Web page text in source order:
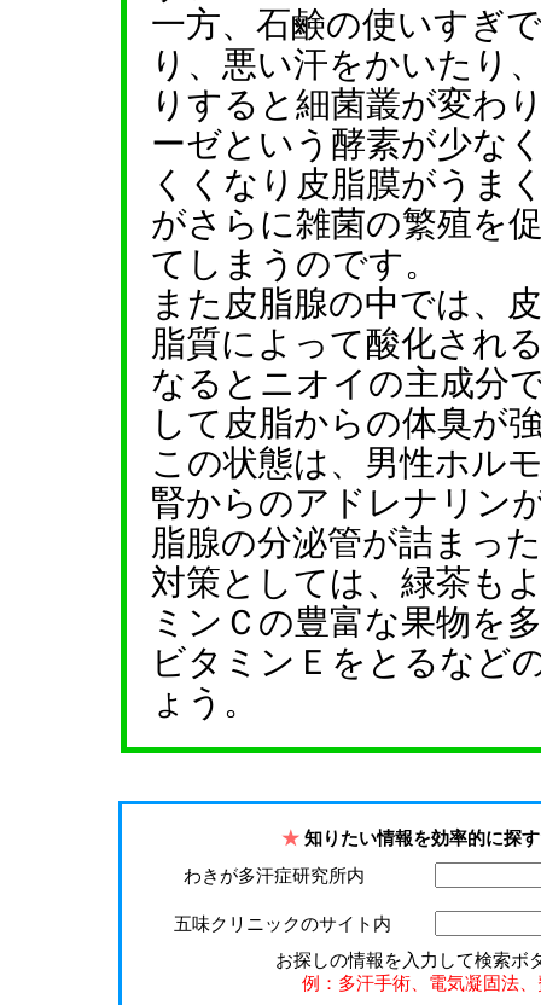
一方、石鹸の使いすぎ
り、悪い汗をかいたり
りすると細菌叢が変わ
ーゼという酵素が少な
くくなり皮脂膜がうま
がさらに雑菌の繁殖を
てしまうのです。
また皮脂腺の中では、
脂質によって酸化され
なるとニオイの主成分
して皮脂からの体臭が
この状態は、男性ホル
腎からのアドレナリン
脂腺の分泌管が詰まっ
対策としては、緑茶も
ミンＣの豊富な果物を
ビタミンＥをとるなど
ょう。
★ 知りたい情報を効率的に探
わきが多汗症研究所内
五味クリニックのサイト内
お探しの情報を入力して検索ボ
例：多汗手術、電気凝固法